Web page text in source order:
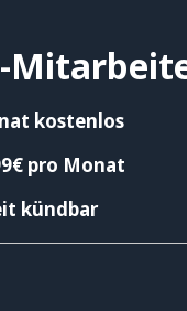
kostenlos
pro Monat
kündbar